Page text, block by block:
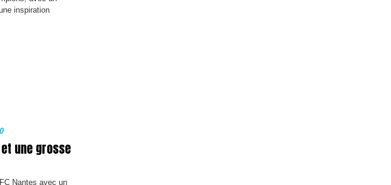
inspiration
une grosse
Nantes avec un